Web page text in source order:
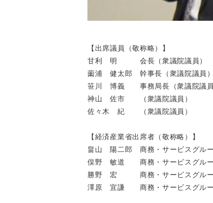
【出席議員（敬称略）】
甘利 明 会長（衆議院議員）
薗浦 健太郎 幹事長（衆議院議員）
笹川 博義 事務局長（衆議院議員
神山 佐市 （衆議院議員）
佐々木 紀 （衆議院議員）
【経済産業省出席者（敬称略）】
畠山 陽二郎 商務・サービスグル
俣野 敏道 商務・サービスグルー
勝野 宏 商務・サービスグルー
澤原 宜謙 商務・サービスグルー